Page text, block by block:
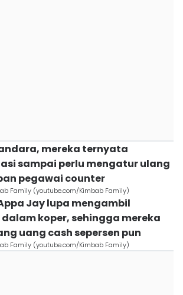
mereka ternyata
sampai perlu mengatur ulang
pegawai counter
Family (youtube.com/Kimbab Family)
Jay lupa mengambil
koper, sehingga mereka
uang cash sepersen pun
Family (youtube.com/Kimbab Family)